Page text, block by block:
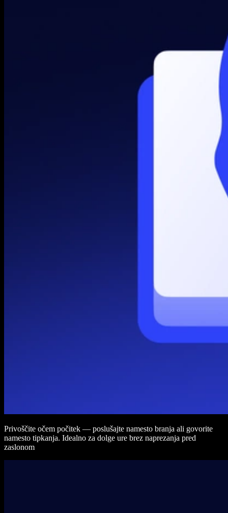
Privoščite očem počitek — poslušajte namesto branja ali govorite
namesto tipkanja. Idealno za dolge ure brez naprezanja pred
zaslonom